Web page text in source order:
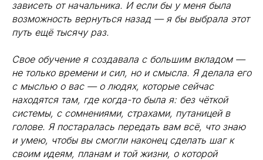
зависеть от начальника. И если бы у меня была
возможность вернуться назад — я бы выбрала этот
путь ещё тысячу раз.
Свое обучение я создавала с большим вкладом —
не только времени и сил, но и смысла. Я делала его
с мыслью о вас — о людях, которые сейчас
находятся там, где когда-то была я: без чёткой
системы, с сомнениями, страхами, путаницей в
голове. Я постаралась передать вам всё, что знаю
и умею, чтобы вы смогли наконец сделать шаг к
своим идеям, планам и той жизни, о которой